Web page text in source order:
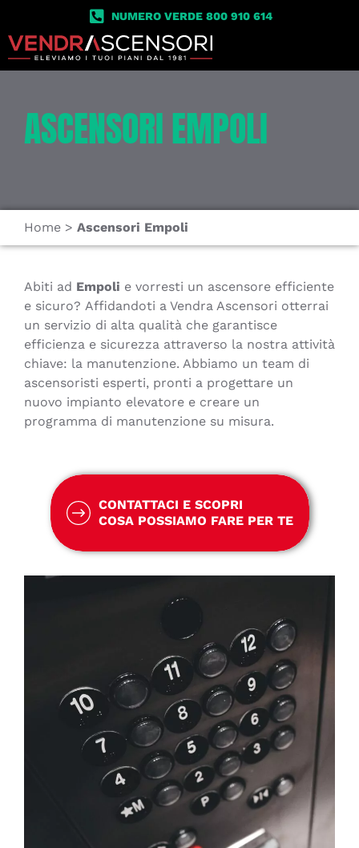
NUMERO VERDE 800 910 614
ASCENSORI EMPOLI
Home > Ascensori Empoli
Abiti ad Empoli e vorresti un ascensore efficiente
e sicuro? Affidandoti a Vendra Ascensori otterrai
un servizio di alta qualità che garantisce
efficienza e sicurezza attraverso la nostra attività
chiave: la manutenzione. Abbiamo un team di
ascensoristi esperti, pronti a progettare un
nuovo impianto elevatore e creare un
programma di manutenzione su misura.
CONTATTACI E SCOPRI
COSA POSSIAMO FARE PER TE